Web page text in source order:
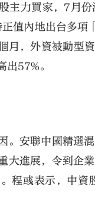
主力買家，7月
值內地出台多
月，外資被動型
57%。
。安聯中國精選
大進展，令到企
程彧表示，中